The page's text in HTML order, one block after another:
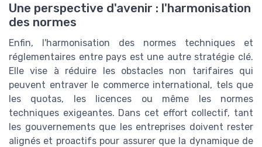
Une perspective d'avenir : l'harmonisation
des normes
Enfin, l'harmonisation des normes techniques et
réglementaires entre pays est une autre stratégie clé.
Elle vise à réduire les obstacles non tarifaires qui
peuvent entraver le commerce international, tels que
les quotas, les licences ou même les normes
techniques exigeantes. Dans cet effort collectif, tant
les gouvernements que les entreprises doivent rester
alignés et proactifs pour assurer que la dynamique de